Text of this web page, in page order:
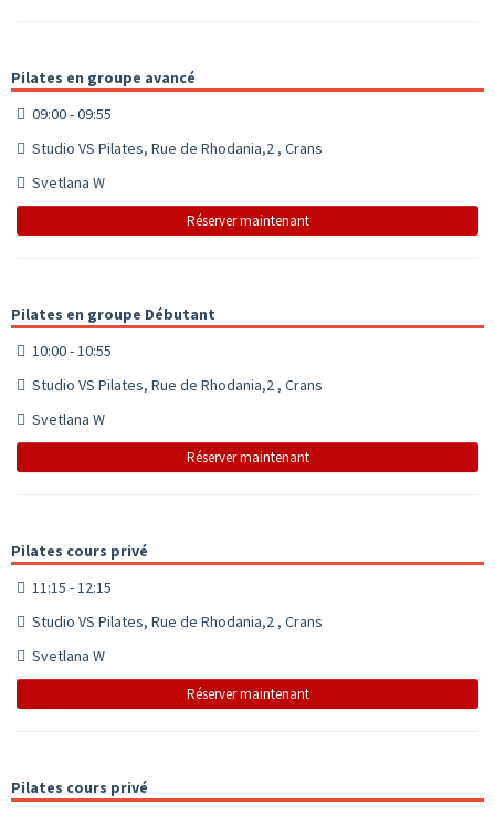
Pilates en groupe avancé
09:00 - 09:55
Studio VS Pilates, Rue de Rhodania,2 , Crans
Svetlana W
Réserver maintenant
Pilates en groupe Débutant
10:00 - 10:55
Studio VS Pilates, Rue de Rhodania,2 , Crans
Svetlana W
Réserver maintenant
Pilates cours privé
11:15 - 12:15
Studio VS Pilates, Rue de Rhodania,2 , Crans
Svetlana W
Réserver maintenant
Pilates cours privé